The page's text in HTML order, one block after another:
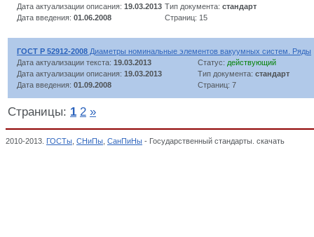
Дата актуализации описания: 19.03.2013 Тип документа: стандарт
Дата введения: 01.06.2008 Страниц: 15
ГОСТ Р 52912-2008 Диаметры номинальные элементов вакуумных систем. Ряды
Дата актуализации текста: 19.03.2013 Статус: действующий
Дата актуализации описания: 19.03.2013 Тип документа: стандарт
Дата введения: 01.09.2008 Страниц: 7
Страницы: 1 2 »
2010-2013. ГОСТы СНиПы СанПиНы - Государственный стандарты. скачать